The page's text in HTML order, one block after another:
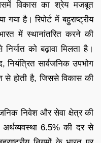
विकास का श्रेय मजबूत
है। रिपोर्ट में बहुराष्ट्रीय
भारत में स्थानांतरित करने की
को बढ़ावा मिलता है।
नियंत्रित सार्वजनिक उपभोग
से होती है, जिससे विकास की
निवेश और सेवा क्षेत्र की
6.5% की दर से